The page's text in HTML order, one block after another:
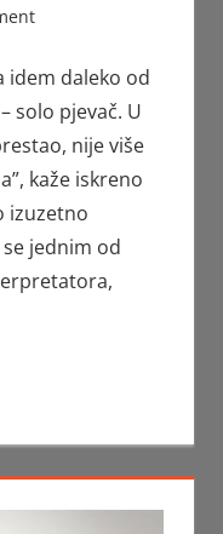
idem daleko od
solo pjevač. U
nije više
kaže iskreno
izuzetno
jednim od